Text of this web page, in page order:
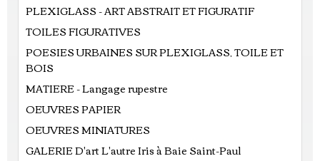
PLEXIGLASS - ART ABSTRAIT ET FIGURATIF
TOILES FIGURATIVES
POESIES URBAINES SUR PLEXIGLASS, TOILE ET
BOIS
MATIERE - Langage rupestre
OEUVRES PAPIER
OEUVRES MINIATURES
GALERIE D'art L'autre Iris à Baie Saint-Paul